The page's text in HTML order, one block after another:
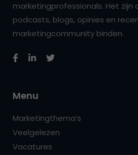
marketingprofessionals. Het zijn
podcasts, blogs, opinies en
marketingcommunity binden.
Menu
Marketingthema’s
Veelgelezen
Vacatures